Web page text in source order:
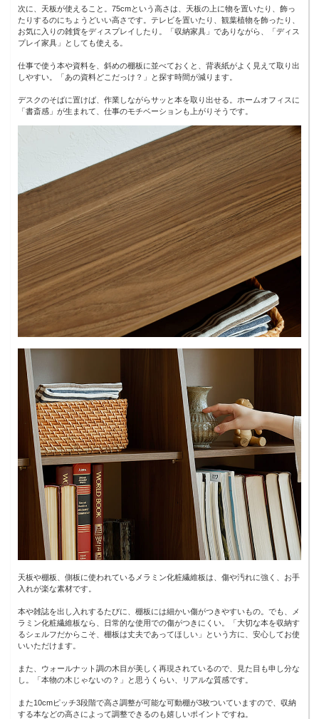
次に、天板が使えること。75cmという高さは、天板の上に物を置いたり、飾っ
たりするのにちょうどいい高さです。テレビを置いたり、観葉植物を飾ったり、
お気に入りの雑貨をディスプレイしたり。「収納家具」でありながら、「ディス
プレイ家具」としても使える。
仕事で使う本や資料を、斜めの棚板に並べておくと、背表紙がよく見えて取り出
しやすい。「あの資料どこだっけ？」と探す時間が減ります。
デスクのそばに置けば、作業しながらサッと本を取り出せる。ホームオフィスに
「書斎感」が生まれて、仕事のモチベーションも上がりそうです。
天板や棚板、側板に使われているメラミン化粧繊維板は、傷や汚れに強く、お手
入れが楽な素材です。
本や雑誌を出し入れするたびに、棚板には細かい傷がつきやすいもの。でも、メ
ラミン化粧繊維板なら、日常的な使用での傷がつきにくい。「大切な本を収納す
るシェルフだからこそ、棚板は丈夫であってほしい」という方に、安心してお使
いいただけます。
また、ウォールナット調の木目が美しく再現されているので、見た目も申し分な
し。「本物の木じゃないの？」と思うくらい、リアルな質感です。
また10cmピッチ3段階で高さ調整が可能な可動棚が3枚ついていますので、収納
する本などの高さによって調整できるのも嬉しいポイントですね。